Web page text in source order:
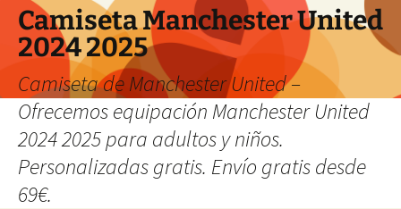
Camiseta Manchester United
2024 2025
Camiseta de Manchester United –
Ofrecemos equipación Manchester United
2024 2025 para adultos y niños.
Personalizadas gratis. Envío gratis desde
69€.